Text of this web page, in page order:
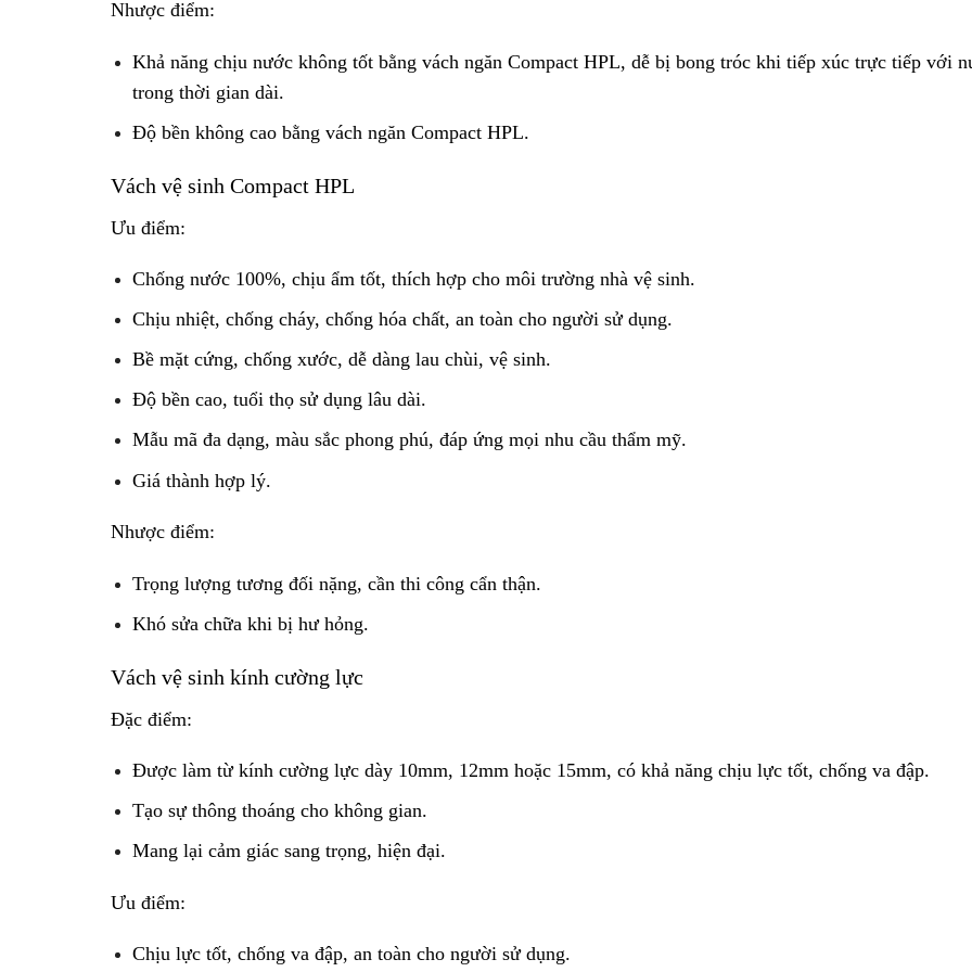
Nhược điểm:
Khả năng chịu nước không tốt bằng vách ngăn Compact HPL, dễ bị bong tróc khi tiếp xúc trực tiếp với
trong thời gian dài.
Độ bền không cao bằng vách ngăn Compact HPL.
Vách vệ sinh Compact HPL
Ưu điểm:
Chống nước 100%, chịu ẩm tốt, thích hợp cho môi trường nhà vệ sinh.
Chịu nhiệt, chống cháy, chống hóa chất, an toàn cho người sử dụng.
Bề mặt cứng, chống xước, dễ dàng lau chùi, vệ sinh.
Độ bền cao, tuổi thọ sử dụng lâu dài.
Mẫu mã đa dạng, màu sắc phong phú, đáp ứng mọi nhu cầu thẩm mỹ.
Giá thành hợp lý.
Nhược điểm:
Trọng lượng tương đối nặng, cần thi công cẩn thận.
Khó sửa chữa khi bị hư hỏng.
Vách vệ sinh kính cường lực
Đặc điểm:
Được làm từ kính cường lực dày 10mm, 12mm hoặc 15mm, có khả năng chịu lực tốt, chống va đập.
Tạo sự thông thoáng cho không gian.
Mang lại cảm giác sang trọng, hiện đại.
Ưu điểm:
Chịu lực tốt, chống va đập, an toàn cho người sử dụng.